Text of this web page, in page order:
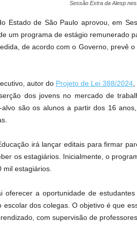
Sessão Extra da Alesp
Estado de São Paulo aprovou, em
um programa de estágio remunerado
de acordo com o Governo, prevê
autor do Projeto de Lei 388/2024
dos jovens no mercado de
alvo são os alunos a partir dos 16
irá lançar editais para firmar
os estagiários. Inicialmente, o
estagiários.
oferecer a oportunidade de
dos colegas. O objetivo é que
com supervisão de